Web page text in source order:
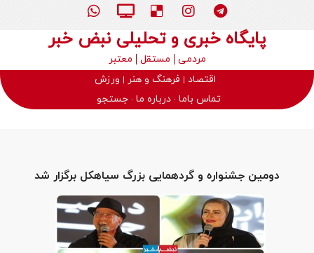
پایگاه خبری و تحلیلی نبض خبر
مردمی مستقل
معتبر
اقتصاد
فرهنگ و هنر
ورزش
تماس باما درباره ما جستجو
دومین جشنواره و گردهمایی بزرگ سیاهکل برگزار شد